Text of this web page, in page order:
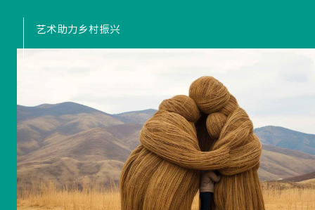
艺术助力乡村振兴